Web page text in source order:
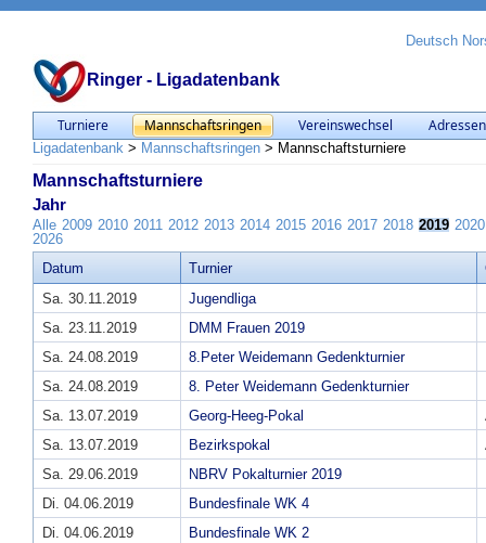
Ringer - Ligadatenbank
Deutsch
Turniere Mannschaftsringen Vereinswechsel Adressen
Ligadatenbank > Mannschaftsringen > Mannschaftsturniere
Mannschaftsturniere
Jahr
Alle 2009 2010 2011 2012 2013 2014 2015 2016 2017 2018 2019 2020
2026
Datum
Turnier
Sa. 30.11.2019
Jugendliga
Sa. 23.11.2019
DMM Frauen 2019
Sa. 24.08.2019
8.Peter Weidemann Gedenkturnier
Sa. 24.08.2019
8. Peter Weidemann Gedenkturnier
Sa. 13.07.2019
Georg-Heeg-Pokal
Sa. 13.07.2019
Bezirkspokal
Sa. 29.06.2019
NBRV Pokalturnier 2019
Di. 04.06.2019
Bundesfinale WK 4
Di. 04.06.2019
Bundesfinale WK 2